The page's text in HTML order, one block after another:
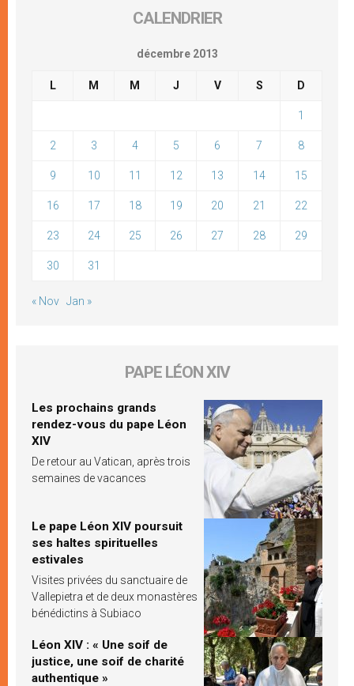
CALENDRIER
décembre 2013
L M M J V S D
1
2 3 4 5 6 7 8
9 10 11 12 13 14 15
16 17 18 19 20 21 22
23 24 25 26 27 28 29
30 31
« Nov Jan »
PAPE LÉON XIV
Les prochains grands
rendez-vous du pape Léon
XIV
De retour au Vatican, après trois
semaines de vacances
Le pape Léon XIV poursuit
ses haltes spirituelles
estivales
Visites privées du sanctuaire de
Vallepietra et de deux monastères
bénédictins à Subiaco
Léon XIV : « Une soif de
justice, une soif de charité
authentique »